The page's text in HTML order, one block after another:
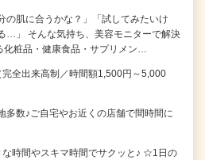
の肌に合うかな？」「試してみたいけ
…」 そんな気持ち、美容モニターで解決
化粧品・健康食品・サプリメン…
全出来高制／時間額1,500円～5,000
数♪ご自宅やお近くの店舗で間時間に
な時間やスキマ時間でサクッと♪ ☆1日の